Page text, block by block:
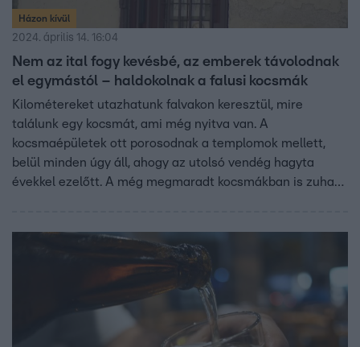
Házon kívül
2024. április 14. 16:04
Nem az ital fogy kevésbé, az emberek távolodnak
el egymástól – haldokolnak a falusi kocsmák
Kilométereket utazhatunk falvakon keresztül, mire
találunk egy kocsmát, ami még nyitva van. A
kocsmaépületek ott porosodnak a templomok mellett,
belül minden úgy áll, ahogy az utolsó vendég hagyta
évekkel ezelőtt. A még megmaradt kocsmákban is zuhant
hallgatnak. Mi változott, és hol zajlik a falvak társadalmi
élete? A Házon kívül járt utána.